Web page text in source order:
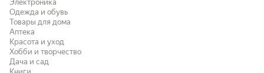
Электроника
Одежда и обувь
Товары для дома
Аптека
Красота и уход
Хобби и творчество
Дача и сад